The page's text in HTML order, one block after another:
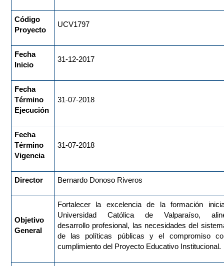
Código
Proyecto
UCV1797
Fecha
Inicio
31-12-2017
Fecha
Término
Ejecución
31-07-2018
Fecha
Término
Vigencia
31-07-2018
Director Bernardo Donoso Riveros
Objetivo
General
Fortalecer la excelencia de la formación
Universidad Católica de Valparaíso,
desarrollo profesional, las necesidades del
de las políticas públicas y el compromiso
cumplimiento del Proyecto Educativo Institucional.